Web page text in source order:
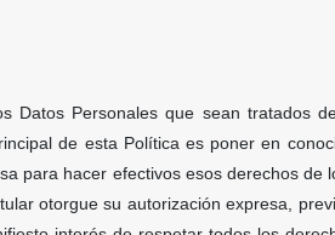
Datos Personales que sean tratados
de esta Política es poner en
para hacer efectivos esos derechos
otorgue su autorización expresa,